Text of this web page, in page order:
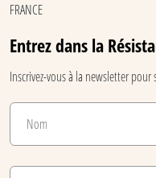
FRANCE
Entrez dans la
Inscrivez-vous à la newsletter